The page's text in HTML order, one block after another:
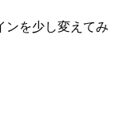
ンを少し変えてみ